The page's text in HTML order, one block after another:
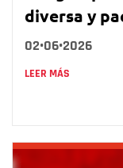
diversa y
02•06•2026
LEER MÁS